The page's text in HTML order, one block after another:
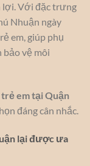
lợi. Với đặc trưng
Nhuận ngày
em, giúp phụ
bảo vệ môi
em tại Quận
đáng cân nhắc.
lại được ưa